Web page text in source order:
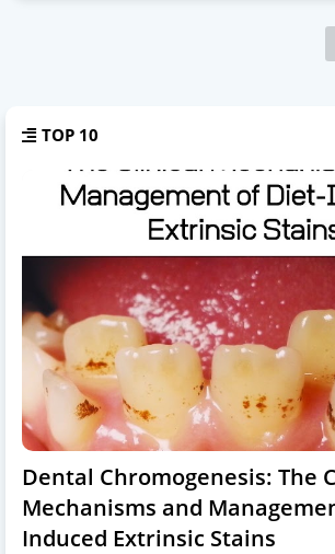
TOP 10
Dental Chromogenesis: The
Mechanisms and
Induced Extrinsic Stains